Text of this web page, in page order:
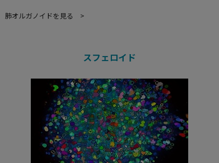
肺オルガノイドを見る >
スフェロイド